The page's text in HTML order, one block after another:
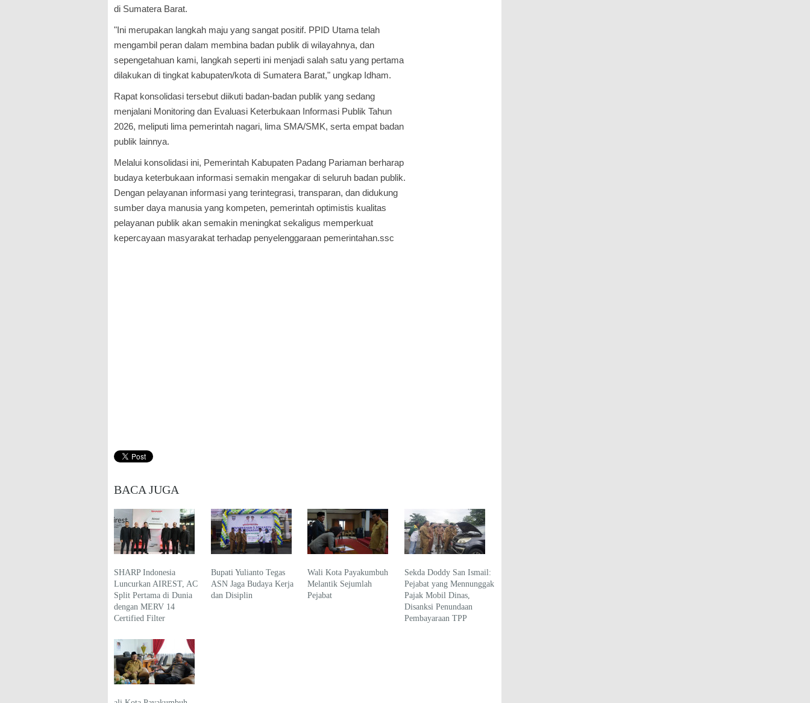
di Sumatera Barat.
"Ini merupakan langkah maju yang sangat positif. PPID Utama telah
mengambil peran dalam membina badan publik di wilayahnya, dan
sepengetahuan kami, langkah seperti ini menjadi salah satu yang pertama
dilakukan di tingkat kabupaten/kota di Sumatera Barat," ungkap Idham.
Rapat konsolidasi tersebut diikuti badan-badan publik yang sedang
menjalani Monitoring dan Evaluasi Keterbukaan Informasi Publik Tahun
2026, meliputi lima pemerintah nagari, lima SMA/SMK, serta empat badan
publik lainnya.
Melalui konsolidasi ini, Pemerintah Kabupaten Padang Pariaman berharap
budaya keterbukaan informasi semakin mengakar di seluruh badan publik.
Dengan pelayanan informasi yang terintegrasi, transparan, dan didukung
sumber daya manusia yang kompeten, pemerintah optimistis kualitas
pelayanan publik akan semakin meningkat sekaligus memperkuat
kepercayaan masyarakat terhadap penyelenggaraan pemerintahan.ssc
BACA JUGA
SHARP Indonesia
Luncurkan AIREST, AC
Split Pertama di Dunia
dengan MERV 14
Certified Filter
Bupati Yulianto Tegas
ASN Jaga Budaya Kerja
dan Disiplin
Wali Kota Payakumbuh
Melantik Sejumlah
Pejabat
Sekda Doddy San Ismail:
Pejabat yang Mennunggak
Pajak Mobil Dinas,
Disanksi Penundaan
Pembayaraan TPP